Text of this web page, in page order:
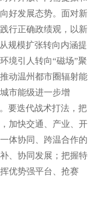
好发展态势。面对新
行正确政绩观，以新
规模扩张转向内涵提
境引人转向“磁场”聚
动温州都市圈辐射能
市能级进一步增
要迭代战术打法，把
加快交通、产业、开
体协同、跨温合作的
、协同发展；把握特
优势强平台、抢赛